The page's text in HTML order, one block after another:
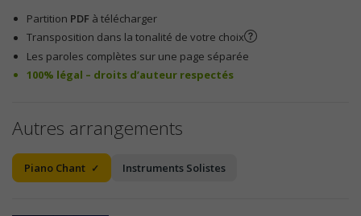
Partition PDF à télécharger
Transposition dans la tonalité de votre choix
Les paroles complètes sur une page séparée
100% légal – droits d’auteur respectés
Autres arrangements
Piano Chant Instruments Solistes